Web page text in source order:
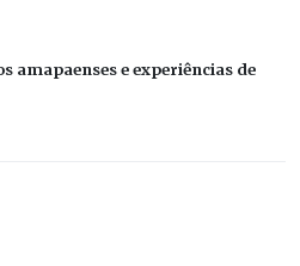
amapaenses e experiências de